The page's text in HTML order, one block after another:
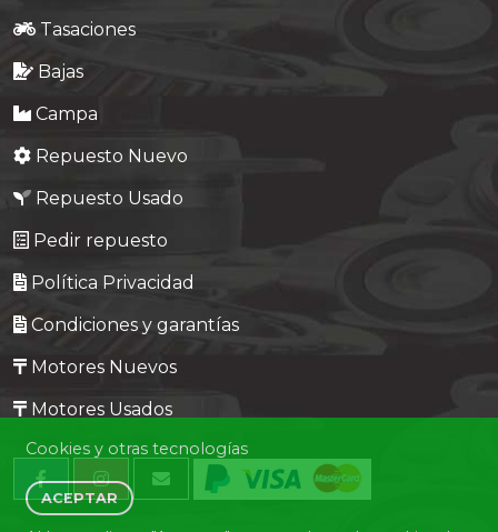
Tasaciones
Bajas
Campa
Repuesto Nuevo
Repuesto Usado
Pedir repuesto
Política Privacidad
Condiciones y garantías
Motores Nuevos
Motores Usados
Cookies y otras tecnologías
ACEPTAR